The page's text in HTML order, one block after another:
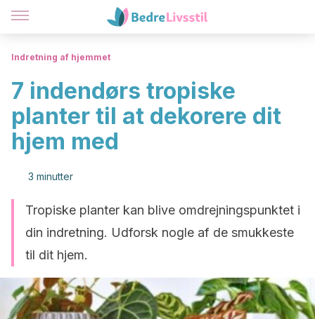
Indretning af hjemmet
7 indendørs tropiske
planter til at dekorere dit
hjem med
3 minutter
Tropiske planter kan blive omdrejningspunktet i
din indretning. Udforsk nogle af de smukkeste
til dit hjem.